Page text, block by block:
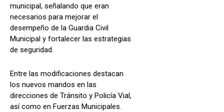
municipal, señalando que eran
necesarios para mejorar el
desempeño de la Guardia Civil
Municipal y fortalecer las estrategias
de seguridad.
Entre las modificaciones destacan
los nuevos mandos en las
direcciones de Tránsito y Policía Vial,
así como en Fuerzas Municipales.